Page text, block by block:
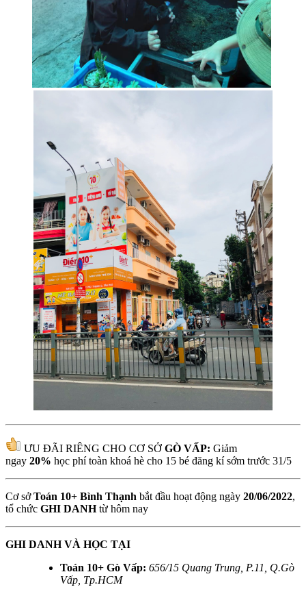
ƯU ĐÃI RIÊNG CHO CƠ SỞ GÒ VẤP: Giảm
ngay 20% học phí toàn khoá hè cho 15 bé đăng kí sớm trước 31/5
Cơ sởToán 10+ Bình Thạnh bắt đầu hoạt động ngày 20/06/2022,
tổ chức GHI DANHtừ hôm nay
GHI DANH VÀ HỌC TẠI
Toán 10+ Gò Vấp: 656/15 Quang Trung, P.11, Q.Gò
Vấp, Tp.HCM